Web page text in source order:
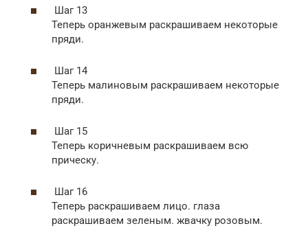
Шаг 13
Теперь оранжевым раскрашиваем некоторые
пряди.
Шаг 14
Теперь малиновым раскрашиваем некоторые
пряди.
Шаг 15
Теперь коричневым раскрашиваем всю
прическу.
Шаг 16
Теперь раскрашиваем лицо. глаза
раскрашиваем зеленым. жвачку розовым.